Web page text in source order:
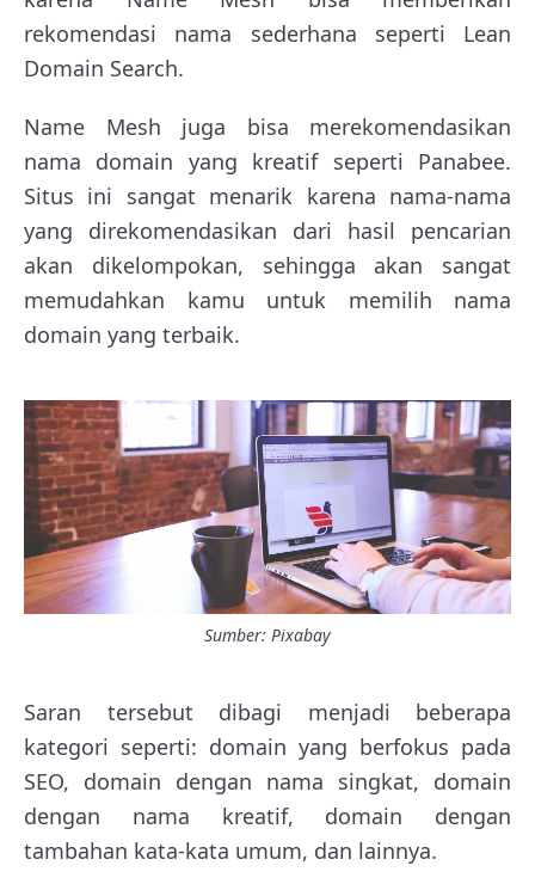
rekomendasi nama sederhana seperti Lean
Domain Search.
Name Mesh juga bisa merekomendasikan
nama domain yang kreatif seperti Panabee.
Situs ini sangat menarik karena nama-nama
yang direkomendasikan dari hasil pencarian
akan dikelompokan, sehingga akan sangat
memudahkan kamu untuk memilih nama
domain yang terbaik.
Sumber: Pixabay
Saran tersebut dibagi menjadi beberapa
kategori seperti: domain yang berfokus pada
SEO, domain dengan nama singkat, domain
dengan nama kreatif, domain dengan
tambahan kata-kata umum, dan lainnya.